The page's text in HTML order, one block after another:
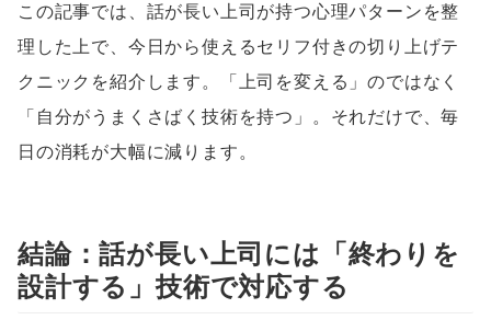
この記事では、話が長い上司が持つ心理パターンを整
理した上で、今日から使えるセリフ付きの切り上げテ
クニックを紹介します。「上司を変える」のではなく
「自分がうまくさばく技術を持つ」。それだけで、毎
日の消耗が大幅に減ります。
結論：話が長い上司には「終わりを
設計する」技術で対応する